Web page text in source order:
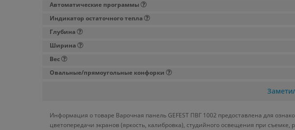
Автоматические программы
Индикатор остаточного тепла
Глубина
Ширина
Вес
Овальные/прямоугольные конфорки
Информация о товаре Варочная панель GEFEST ПВГ 1002 предоставлена для
цветопередачи экранов (яркость, калибровка), студийного освещения при